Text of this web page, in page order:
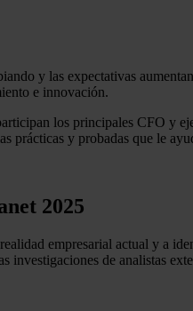
y las expectativas
e innovación.
los principales CFO y
prácticas y probadas que le
2025
empresarial actual y a
investigaciones de analistas